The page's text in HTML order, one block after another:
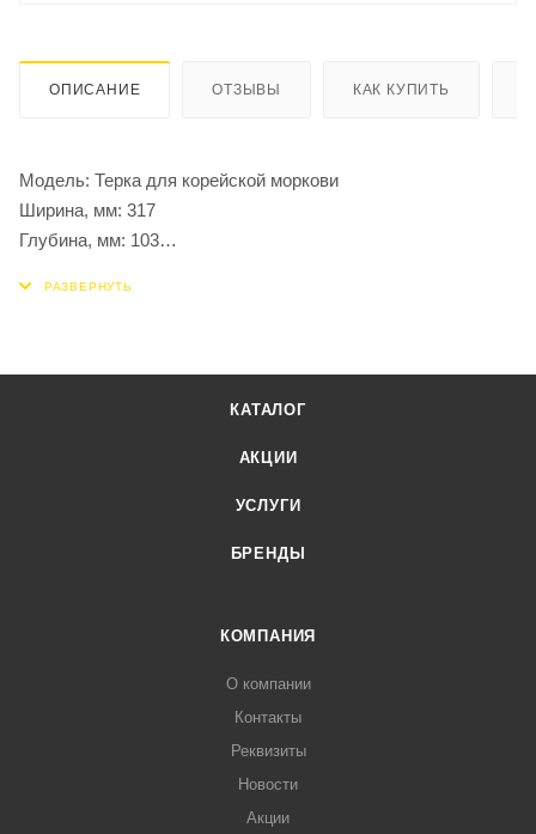
ОПИСАНИЕ ОТЗЫВЫ КАК КУПИТЬ
Модель: Терка для корейской моркови
Ширина, мм: 317
Глубина, мм: 103
КАТАЛОГ
АКЦИИ
УСЛУГИ
БРЕНДЫ
КОМПАНИЯ
О компании
Контакты
Реквизиты
Новости
Акции